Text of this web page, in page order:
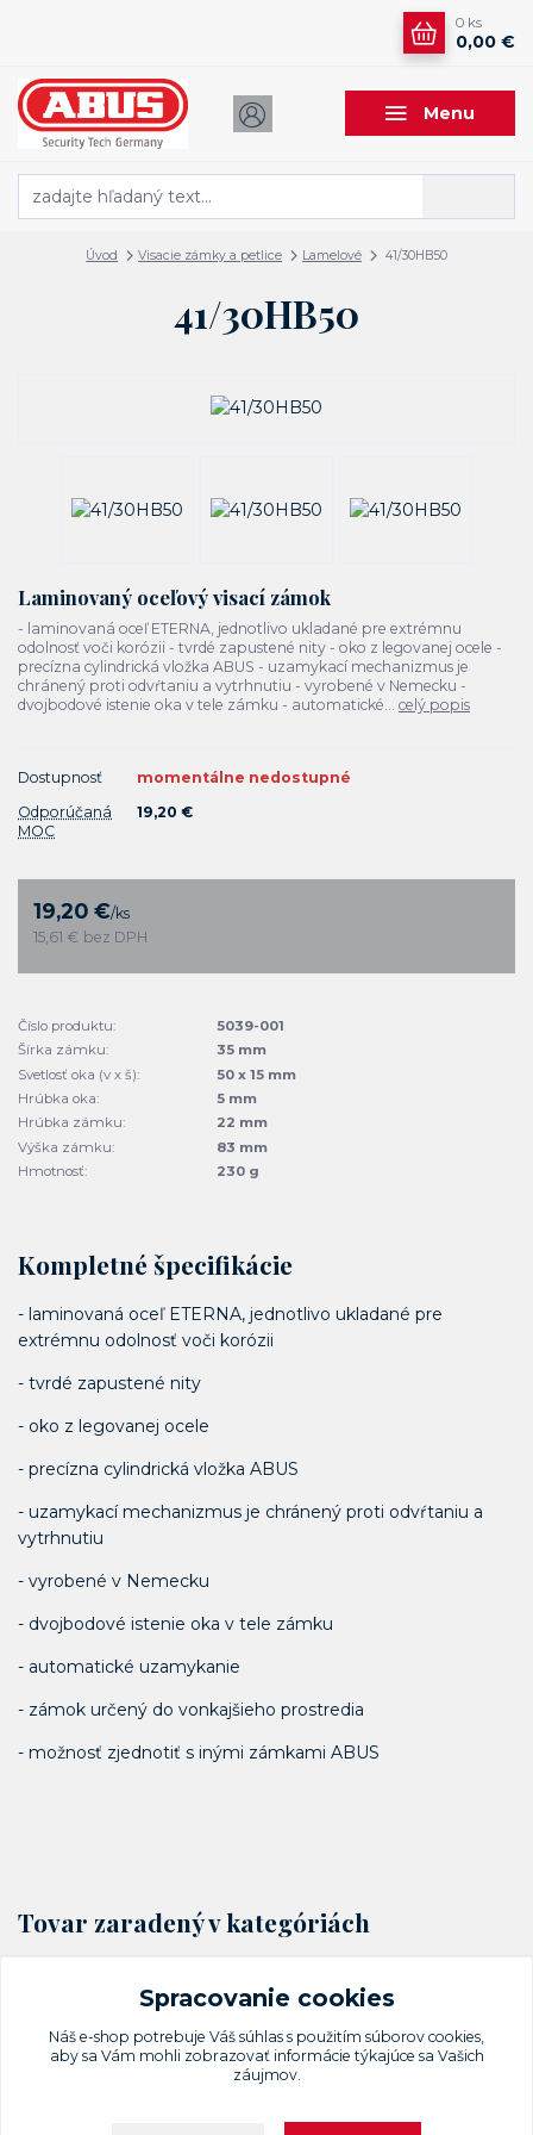
Menu
0 ks
0,00 €
Úvod Visacie zámky a petlice Lamelové 41/30HB50
41/30HB50
Laminovaný oceľový visací zámok
- laminovaná oceľ ETERNA, jednotlivo ukladané pre extrémnu
odolnosť voči korózii - tvrdé zapustené nity - oko z legovanej ocele -
precízna cylindrická vložka ABUS - uzamykací mechanizmus je
chránený proti odvŕtaniu a vytrhnutiu - vyrobené v Nemecku -
dvojbodové istenie oka v tele zámku - automatické... celý popis
Dostupnosť
momentálne nedostupné
Odporúčaná
MOC
19,20 €
19,20 €/ks
15,61 € bez DPH
Číslo produktu:
5039-001
Šírka zámku:
35 mm
Svetlosť oka (v x š):
50 x 15 mm
Hrúbka oka:
5 mm
Hrúbka zámku:
22 mm
Výška zámku:
83 mm
Hmotnosť:
230 g
Kompletné špecifikácie
- laminovaná oceľ ETERNA, jednotlivo ukladané pre
extrémnu odolnosť voči korózii
- tvrdé zapustené nity
- oko z legovanej ocele
- precízna cylindrická vložka ABUS
- uzamykací mechanizmus je chránený proti odvŕtaniu a
vytrhnutiu
- vyrobené v Nemecku
- dvojbodové istenie oka v tele zámku
- automatické uzamykanie
- zámok určený do vonkajšieho prostredia
- možnosť zjednotiť s inými zámkami ABUS
Tovar zaradený v kategóriách
Spracovanie cookies
Náš e-shop potrebuje Váš súhlas s použitím súborov cookies,
aby sa Vám mohli zobrazovať informácie týkajúce sa Vašich
záujmov.